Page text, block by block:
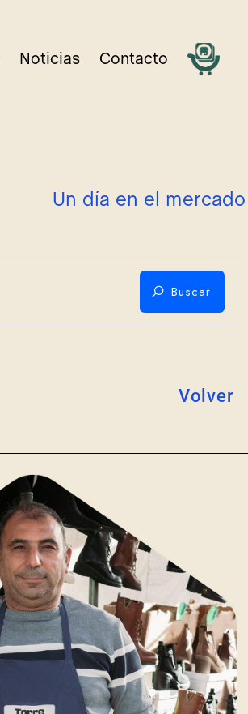
Noticias Contacto
Un d ía en e mercad o
Buscar
Volver